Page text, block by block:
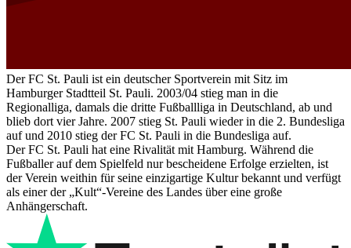
Der FC St. Pauli ist ein deutscher Sportverein mit Sitz im
Hamburger Stadtteil St. Pauli. 2003/04 stieg man in die
Regionalliga, damals die dritte Fußballliga in Deutschland, ab und
blieb dort vier Jahre. 2007 stieg St. Pauli wieder in die 2. Bundesliga
auf und 2010 stieg der FC St. Pauli in die Bundesliga auf.
Der FC St. Pauli hat eine Rivalität mit Hamburg. Während die
Fußballer auf dem Spielfeld nur bescheidene Erfolge erzielten, ist
der Verein weithin für seine einzigartige Kultur bekannt und verfügt
als einer der „Kult“-Vereine des Landes über eine große
Anhängerschaft.